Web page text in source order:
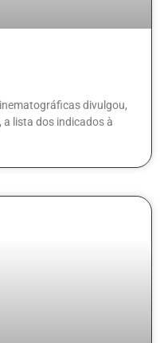
divulgou,
lista dos indicados à